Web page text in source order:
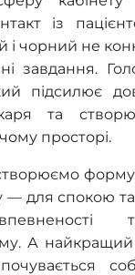
із
і чорний не
завдання.
підсилює
та
просторі.
— для спокою
А